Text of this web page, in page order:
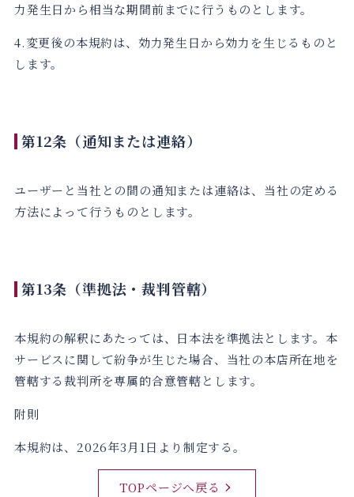
力発生日から相当な期間前までに行うものとします。
4.変更後の本規約は、効力発生日から効力を生じるものと
します。
第12条（通知または連絡）
ユーザーと当社との間の通知または連絡は、当社の定める
方法によって行うものとします。
第13条（準拠法・裁判管轄）
本規約の解釈にあたっては、日本法を準拠法とします。本
サービスに関して紛争が生じた場合、当社の本店所在地を
管轄する裁判所を専属的合意管轄とします。
附則
本規約は、2026年3月1日より制定する。
TOPページへ戻る